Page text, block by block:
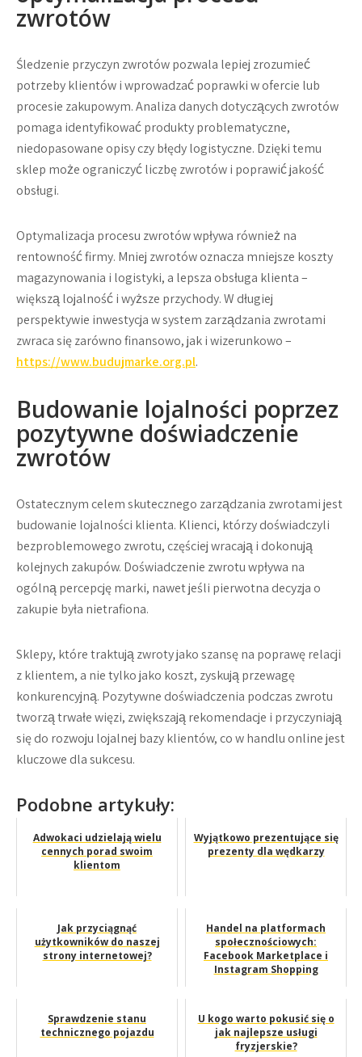
zwrotów
Śledzenie przyczyn zwrotów pozwala lepiej zrozumieć
potrzeby klientów i wprowadzać poprawki w ofercie lub
procesie zakupowym. Analiza danych dotyczących zwrotów
pomaga identyfikować produkty problematyczne,
niedopasowane opisy czy błędy logistyczne. Dzięki temu
sklep może ograniczyć liczbę zwrotów i poprawić jakość
obsługi.
Optymalizacja procesu zwrotów wpływa również na
rentowność firmy. Mniej zwrotów oznacza mniejsze koszty
magazynowania i logistyki, a lepsza obsługa klienta –
większą lojalność i wyższe przychody. W długiej
perspektywie inwestycja w system zarządzania zwrotami
zwraca się zarówno finansowo, jak i wizerunkowo –
https://www.budujmarke.org.pl.
Budowanie lojalności poprzez
pozytywne doświadczenie
zwrotów
Ostatecznym celem skutecznego zarządzania zwrotami jest
budowanie lojalności klienta. Klienci, którzy doświadczyli
bezproblemowego zwrotu, częściej wracają i dokonują
kolejnych zakupów. Doświadczenie zwrotu wpływa na
ogólną percepcję marki, nawet jeśli pierwotna decyzja o
zakupie była nietrafiona.
Sklepy, które traktują zwroty jako szansę na poprawę relacji
z klientem, a nie tylko jako koszt, zyskują przewagę
konkurencyjną. Pozytywne doświadczenia podczas zwrotu
tworzą trwałe więzi, zwiększają rekomendacje i przyczyniają
się do rozwoju lojalnej bazy klientów, co w handlu online jest
kluczowe dla sukcesu.
Podobne artykuły:
Adwokaci udzielają wielu
cennych porad swoim
klientom
Wyjątkowo prezentujące się
prezenty dla wędkarzy
Jak przyciągnąć
użytkowników do naszej
strony internetowej?
Handel na platformach
społecznościowych:
Facebook Marketplace i
Instagram Shopping
Sprawdzenie stanu
technicznego pojazdu
U kogo warto pokusić się o
jak najlepsze usługi
fryzjerskie?